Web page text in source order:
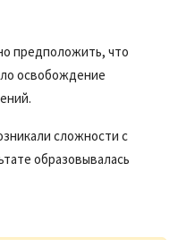
предположить, что
освобождение
сложности с
образовывалась